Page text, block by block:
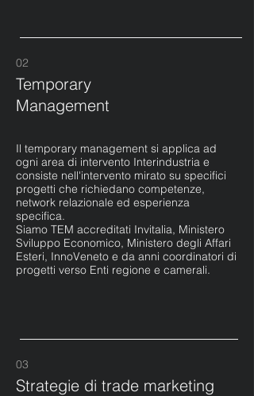
02
Temporary
Management
Il temporary management si applica ad
ogni area di intervento Interindustria e
consiste nell'intervento mirato su specifici
progetti che richiedano competenze,
network relazionale ed esperienza
specifica.
Siamo TEM accreditati Invitalia, Ministero
Sviluppo Economico, Ministero degli Affari
Esteri, InnoVeneto e da anni coordinatori di
progetti verso Enti regione e camerali.
03
Strategie di trade marketing